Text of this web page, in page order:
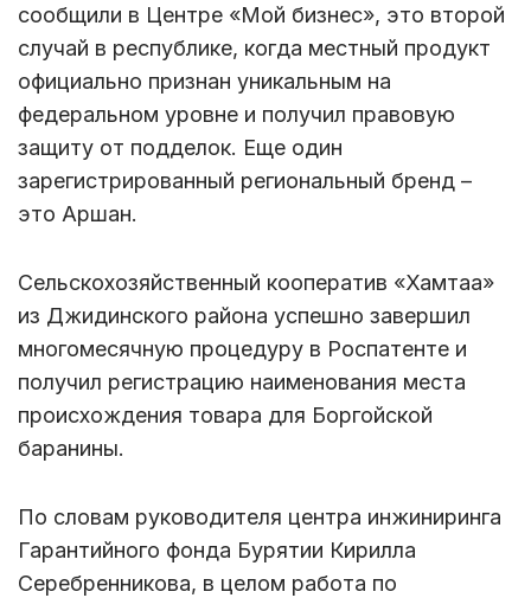
сообщили в Центре «Мой бизнес», это второй
случай в республике, когда местный продукт
официально признан уникальным на
федеральном уровне и получил правовую
защиту от подделок. Еще один
зарегистрированный региональный бренд –
это Аршан.
Сельскохозяйственный кооператив «Хамтаа»
из Джидинского района успешно завершил
многомесячную процедуру в Роспатенте и
получил регистрацию наименования места
происхождения товара для Боргойской
баранины.
По словам руководителя центра инжиниринга
Гарантийного фонда Бурятии Кирилла
Серебренникова, в целом работа по